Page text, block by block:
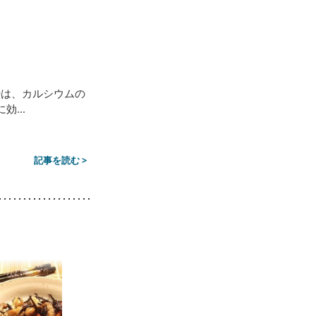
、カルシウムの
効...
記事を読む >